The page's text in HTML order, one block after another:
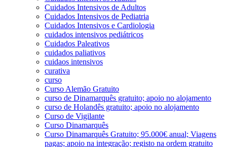
Cuidados Intensivos de Adultos
Cuidados Intensivos de Pediatria
Cuidados Intensivos e Cardiologia
cuidados intensivos pediátricos
Cuidados Paleativos
cuidados paliativos
cuidaos intensivos
curativa
curso
Curso Alemão Gratuito
curso de Dinamarquês gratuito; apoio no alojamento
curso de Holandês gratuito; apoio no alojamento
Curso de Vigilante
Curso Dinamarquês
Curso Dinamarquês Gratuito; 95.000€ anual; Viagens
pagas; apoio na integração; registo na ordem gratuito